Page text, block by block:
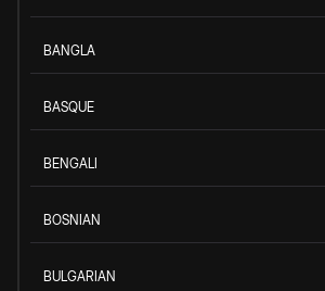
BANGLA
BASQUE
BENGALI
BOSNIAN
BULGARIAN